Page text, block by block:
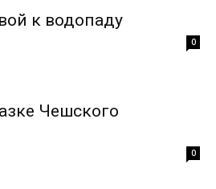
к водопаду
0
Чешского
0